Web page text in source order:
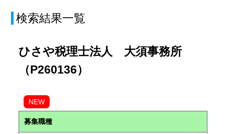
検索結果一覧
ひさや税理士法人 大須事務所
（P260136）
NEW
募集職種